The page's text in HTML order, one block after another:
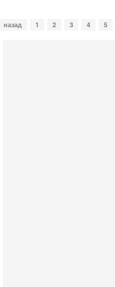
назад 1 2 3 4 5